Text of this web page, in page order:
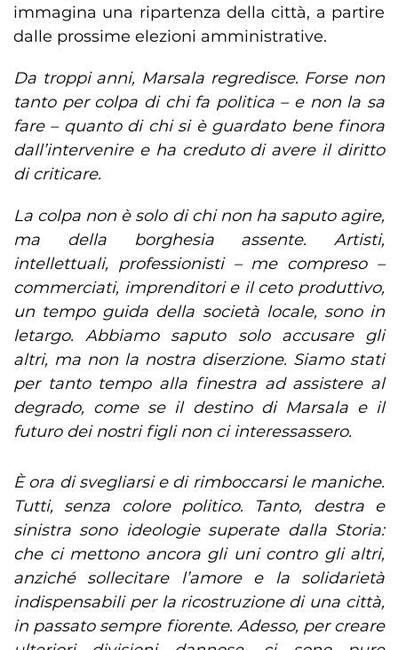
immagina una ripartenza della città, a partire
dalle prossime elezioni amministrative.
Da troppi anni, Marsala regredisce. Forse non
tanto per colpa di chi fa politica – e non la sa
fare – quanto di chi si è guardato bene finora
dall’intervenire e ha creduto di avere il diritto
di criticare.
La colpa non è solo di chi non ha saputo agire,
ma della borghesia assente. Artisti,
intellettuali, professionisti – me compreso –
commerciati, imprenditori e il ceto produttivo,
un tempo guida della società locale, sono in
letargo. Abbiamo saputo solo accusare gli
altri, ma non la nostra diserzione. Siamo stati
per tanto tempo alla finestra ad assistere al
degrado, come se il destino di Marsala e il
futuro dei nostri figli non ci interessassero.
È ora di svegliarsi e di rimboccarsi le maniche.
Tutti, senza colore politico. Tanto, destra e
sinistra sono ideologie superate dalla Storia:
che ci mettono ancora gli uni contro gli altri,
anziché sollecitare l’amore e la solidarietà
indispensabili per la ricostruzione di una città,
in passato sempre fiorente. Adesso, per creare